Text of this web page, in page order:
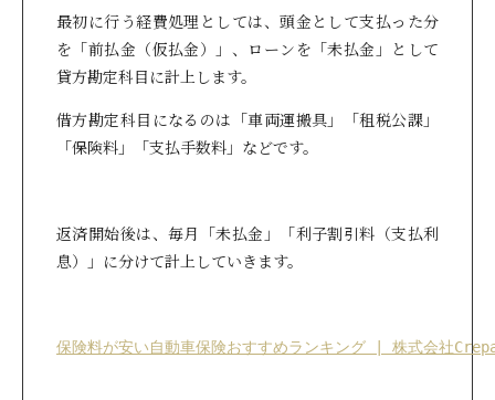
最初に行う経費処理としては、頭金として支払った分
を「前払金（仮払金）」、ローンを「未払金」として
貸方勘定科目に計上します。
借方勘定科目になるのは「車両運搬具」「租税公課」
「保険料」「支払手数料」などです。
返済開始後は、毎月「未払金」「利子割引料（支払利
息）」に分けて計上していきます。
保険料が安い自動車保険おすすめランキング | 株式会社